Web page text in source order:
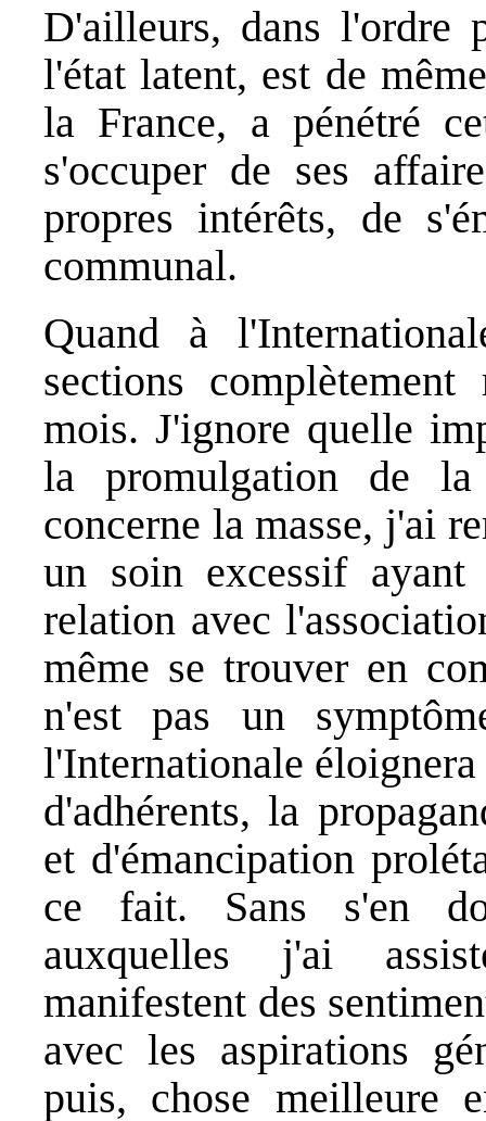
D'ailleurs, dans l'ordre
l'état latent, est de
la France, a pénétré
s'occuper de ses
propres intérêts, de
communal.
Quand à
sections complètement
mois. J'ignore quelle
la promulgation de
concerne la masse, j'ai
un soin excessif ayant
relation avec
même se trouver en
n'est pas un
l'Internationale
d'adhérents, la
et d'émancipation
ce fait. Sans s'en
auxquelles j'ai
manifestent des
avec les aspirations
puis, chose meilleure